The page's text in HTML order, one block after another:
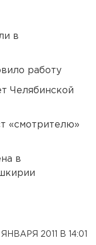
в
работу
Челябинской
«смотрителю»
в
2011 В 14:01